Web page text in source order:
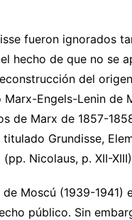
fueron ignorados
hecho de que no se
del
Engels-Lenin de
de Marx de 1857-
titulado Grundisse,
Nicolaus, p. XII-XIII)
de Moscú (1939-
público. Sin